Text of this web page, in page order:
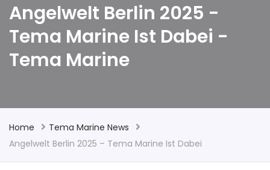
Angelwelt Berlin 2025 -
Tema Marine Ist Dabei -
Tema Marine
Home
Tema Marine News
Angelwelt Berlin 2025 – Tema Marine Ist Dabei